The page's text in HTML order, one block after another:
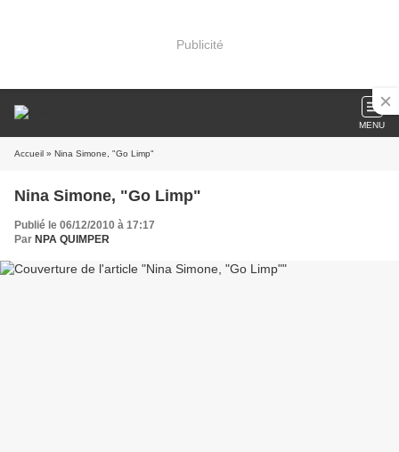
Publicité
MENU
Accueil » Nina Simone, "Go Limp"
Nina Simone, "Go Limp"
Publié le 06/12/2010 à 17:17
Par NPA QUIMPER